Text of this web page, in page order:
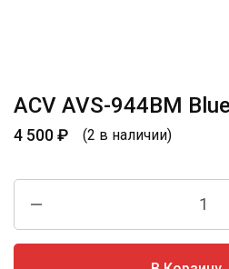
ACV AVS-944BM
4 500₽ (2 в наличии)